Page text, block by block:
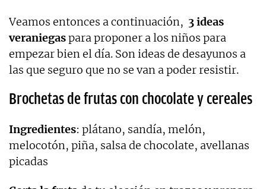
Veamos entonces a continuación, 3 ideas
veraniegaspara proponer a los niños para
empezar bien el día. Son ideas de desayunos a
las que seguro que no se van a poder resistir.
Brochetas de frutas con chocolate y cereales
Ingredientes: plátano, sandía, melón,
melocotón, piña, salsa de chocolate, avellanas
picadas